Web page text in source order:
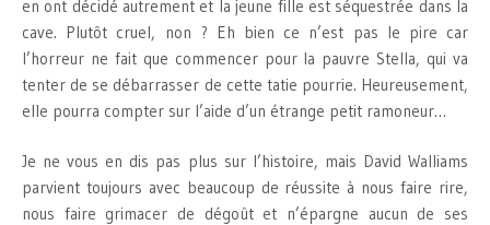
en ont décidé autrement et la jeune fille est séquestrée dans la
cave. Plutôt cruel, non ? Eh bien ce n’est pas le pire car
l’horreur ne fait que commencer pour la pauvre Stella, qui va
tenter de se débarrasser de cette tatie pourrie. Heureusement,
elle pourra compter sur l’aide d’un étrange petit ramoneur…
Je ne vous en dis pas plus sur l’histoire, mais David Walliams
parvient toujours avec beaucoup de réussite à nous faire rire,
nous faire grimacer de dégoût et n’épargne aucun de ses